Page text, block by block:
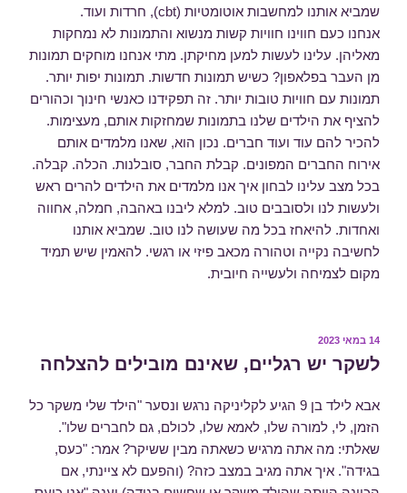
שמביא אותנו למחשבות אוטומטיות (cbt), חרדות ועוד.
אנחנו כעם חווינו חוויות קשות מנשוא והתמונות לא נמחקות
מאליהן. עלינו לעשות למען מחיקתן. מתי אנחנו מוחקים תמונות
מן העבר בפלאפון? כשיש תמונות חדשות. תמונות יפות יותר.
תמונות עם חוויות טובות יותר. זה תפקידנו כאנשי חינוך וכהורים
להציף את הילדים שלנו בתמונות שמחזקות אותם, מעצימות.
להכיר להם עוד ועוד חברים. נכון הוא, שאנו מלמדים אותם
אירוח החברים המפונים. קבלת החבר, סובלנות. הכלה. קבלה.
בכל מצב עלינו לבחון איך אנו מלמדים את הילדים להרים ראש
ולעשות לנו ולסובבים טוב. למלא ליבנו באהבה, חמלה, אחווה
ואחדות. להיאחז בכל מה שעושה לנו טוב. שמביא אותנו
לחשיבה נקייה וטהורה מכאב פיזי או רגשי. להאמין שיש תמיד
מקום לצמיחה ולעשייה חיובית.
פורסם
14 במאי 2023
לשקר יש רגליים, שאינם מובילים להצלחה
אבא לילד בן 9 הגיע לקליניקה נרגש ונסער "הילד שלי משקר כל
הזמן, לי, למורה שלו, לאמא שלו, לכולם, גם לחברים שלו".
שאלתי: מה אתה מרגיש כשאתה מבין ששיקר? אמר: "כעס,
בגידה". איך אתה מגיב במצב כזה? (והפעם לא ציינתי, אם